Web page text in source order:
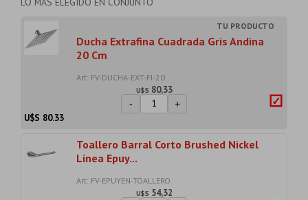
Ducha Extrafina Cuadrada Gris Andina
20 Cm
Art: FV-DUCHA-EXT-FI-20
U$S 80,33
- +
U$S 80.33
Toallero Barral Corto Brushed Nickel
Linea Epuy...
Art: FV-EPUYEN-TOALLERO
U$S 54,32